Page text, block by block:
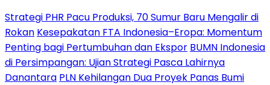
Strategi PHR Pacu Produksi, 70 Sumur Baru Mengalir di
Rokan Kesepakatan FTA Indonesia–Eropa: Momentum
Penting bagi Pertumbuhan dan Ekspor BUMN Indonesia
di Persimpangan: Ujian Strategi Pasca Lahirnya
Danantara PLN Kehilangan Dua Proyek Panas Bumi